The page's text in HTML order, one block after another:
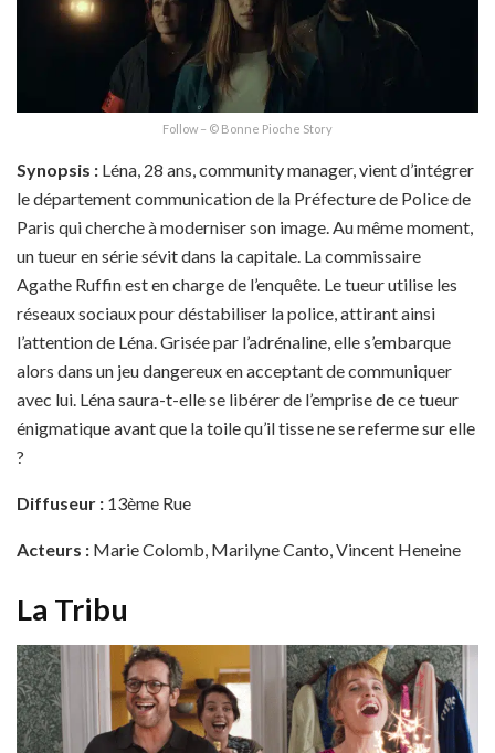
Follow – © Bonne Pioche Story
Synopsis : Léna, 28 ans, community manager, vient d’intégrer
le département communication de la Préfecture de Police de
Paris qui cherche à moderniser son image. Au même moment,
un tueur en série sévit dans la capitale. La commissaire
Agathe Ruffin est en charge de l’enquête. Le tueur utilise les
réseaux sociaux pour déstabiliser la police, attirant ainsi
l’attention de Léna. Grisée par l’adrénaline, elle s’embarque
alors dans un jeu dangereux en acceptant de communiquer
avec lui. Léna saura-t-elle se libérer de l’emprise de ce tueur
énigmatique avant que la toile qu’il tisse ne se referme sur elle
?
Diffuseur : 13ème Rue
Acteurs : Marie Colomb, Marilyne Canto, Vincent Heneine
La Tribu